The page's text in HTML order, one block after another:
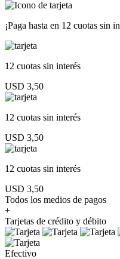
¡Paga hasta en 12 cuotas sin
12 cuotas sin interés
USD 3,50
12 cuotas sin interés
USD 3,50
12 cuotas sin interés
USD 3,50
Todos los medios de pagos
+
Tarjetas de crédito y débito
Efectivo